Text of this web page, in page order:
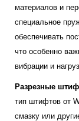
материалов и
специальное
обеспечивать
что особенно
вибрации и
Разрезные
тип штифтов от
смазку или